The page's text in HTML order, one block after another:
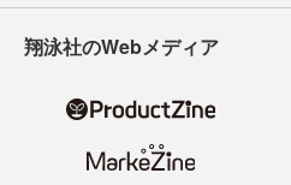
翔泳社のWebメディア